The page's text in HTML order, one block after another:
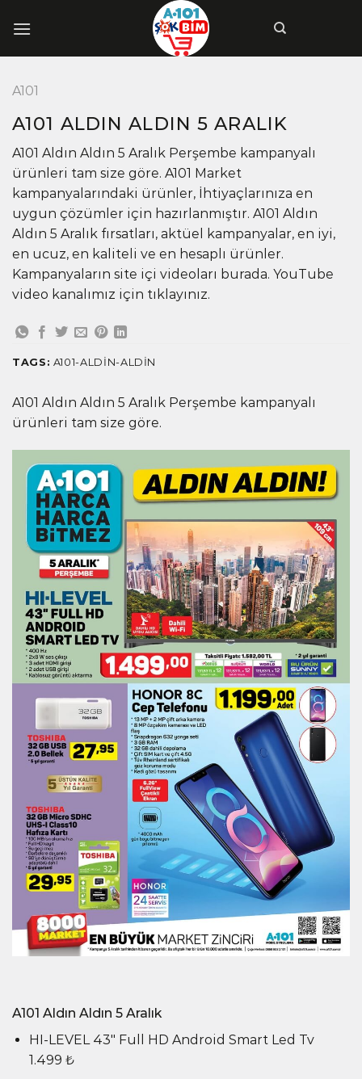
atla
A101
A101 ALDIN ALDIN 5 ARALIK
A101 Aldın Aldın 5 Aralık Perşembe kampanyalı
ürünleri tam size göre. A101 Market
kampanyalarındaki ürünler, İhtiyaçlarınıza en
uygun çözümler için hazırlanmıştır. A101 Aldın
Aldın 5 Aralık fırsatları, aktüel kampanyalar, en iyi,
en ucuz, en kaliteli ve en hesaplı ürünler.
Kampanyaların site içi videoları burada. YouTube
video kanalımız için tıklayınız.
TAGS: A101-ALDIN-ALDIN
A101 Aldın Aldın 5 Aralık Perşembe kampanyalı
ürünleri tam size göre.
A101 Aldın Aldın 5 Aralık
HI-LEVEL 43″ Full HD Android Smart Led Tv
1.499 ₺